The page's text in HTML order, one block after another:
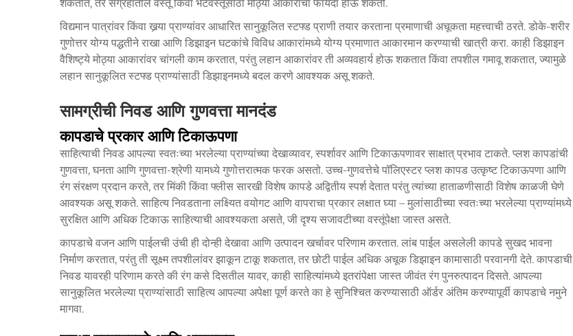
शकतात, तर संग्रहातील वस्तू किंवा भेटवस्तूंसाठी मोठ्या आकारांचा फायदा होऊ शकतो.
विद्यमान पात्रांवर किंवा खर्‍या प्राण्यांवर आधारित सानुकूलित स्टफ्ड प्राणी तयार करताना प्रमाणाची अचूकता महत्त्वाची ठरते. डोके-शरीर
गुणोत्तर योग्य पद्धतीने राखा आणि डिझाइन घटकांचे विविध आकारांमध्ये योग्य प्रमाणात आकारमान करण्याची खात्री करा. काही डिझाइन
वैशिष्ट्ये मोठ्या आकारांवर चांगली काम करतात, परंतु लहान आकारांवर ती अव्यवहार्य होऊ शकतात किंवा तपशील गमावू शकतात, ज्यामुळे
लहान सानुकूलित स्टफ्ड प्राण्यांसाठी डिझाइनमध्ये बदल करणे आवश्यक असू शकते.
सामग्रीची निवड आणि गुणवत्ता मानदंड
कापडाचे प्रकार आणि टिकाऊपणा
साहित्याची निवड आपल्या स्वतःच्या भरलेल्या प्राण्यांच्या देखाव्यावर, स्पर्शावर आणि टिकाऊपणावर साक्षात् प्रभाव टाकते. प्लश कापडांची
गुणवत्ता, घनता आणि गुणवत्ता-श्रेणी यामध्ये गुणोत्तरात्मक फरक असतो. उच्च-गुणवत्तेचे पॉलिएस्टर प्लश कापड उत्कृष्ट टिकाऊपणा आणि
रंग संरक्षण प्रदान करते, तर मिंकी किंवा फ्लीस सारखी विशेष कापडे अद्वितीय स्पर्श देतात परंतु त्यांच्या हाताळणीसाठी विशेष काळजी घेणे
आवश्यक असू शकते. साहित्य निवडताना लक्ष्यित वयोगट आणि वापराचा प्रकार लक्षात घ्या – मुलांसाठीच्या स्वतःच्या भरलेल्या प्राण्यांमध्ये
सुरक्षित आणि अधिक टिकाऊ साहित्याची आवश्यकता असते, जी दृश्य सजावटीच्या वस्तूंपेक्षा जास्त असते.
कापडाचे वजन आणि पाईलची उंची ही दोन्ही देखावा आणि उत्पादन खर्चावर परिणाम करतात. लांब पाईल असलेली कापडे सुखद भावना
निर्माण करतात, परंतु ती सूक्ष्म तपशीलांवर झाकून टाकू शकतात, तर छोटी पाईल अधिक अचूक डिझाइन कामासाठी परवानगी देते. कापडाची
निवड यावरही परिणाम करते की रंग कसे दिसतील यावर, काही साहित्यांमध्ये इतरांपेक्षा जास्त जीवंत रंग पुनरुत्पादन दिसते. आपल्या
सानुकूलित भरलेल्या प्राण्यांसाठी साहित्य आपल्या अपेक्षा पूर्ण करते का हे सुनिश्चित करण्यासाठी ऑर्डर अंतिम करण्यापूर्वी कापडाचे नमुने
मागवा.